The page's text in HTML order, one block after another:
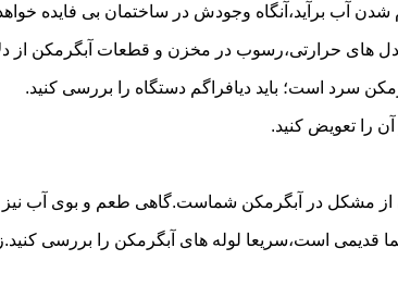
آب برآید،آنگاه وجودش در ساختمان بی فایده
های حرارتی،رسوب در مخزن و قطعات آبگرمکن از
سرد است؛ باید دیافراگم دستگاه را بررسی کنید.
را تعویض کنید.
از مشکل در آبگرمکن شماست.گاهی طعم و بوی آب نیز
است،سریعا لوله های آبگرمکن را بررسی